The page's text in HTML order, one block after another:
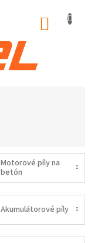
Motorové píly na
betón
Akumulátorové píly